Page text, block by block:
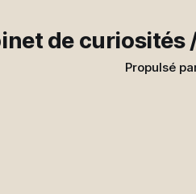
de
Propulsé